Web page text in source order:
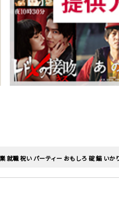
就職 祝い パーティー おもしろ 碇 錨 いか